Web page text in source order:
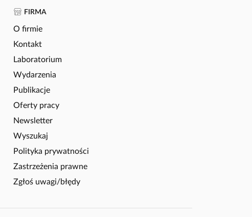
FIRMA
O firmie
Kontakt
Laboratorium
Wydarzenia
Publikacje
Oferty pracy
Newsletter
Wyszukaj
Polityka prywatności
Zastrzeżenia prawne
Zgłoś uwagi/błędy